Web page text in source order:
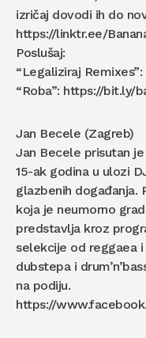
izričaj dovodi ih do
https://linktr.ee/
Poslušaj:
“Legaliziraj
“Roba”: https://bit.ly/
Jan Becele (Zagreb)
Jan Becele prisutan
15-ak godina u ulozi
glazbenih događanja.
koja je neumorno
predstavlja kroz
selekcije od reggaea
dubstepa i
na podiju.
https://